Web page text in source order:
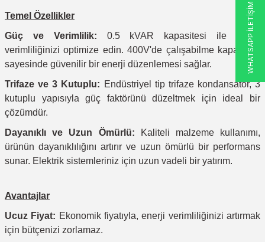
Temel Özellikler
Güç ve Verimlilik: 0.5 kVAR kapasitesi ile enerji
verimliliğinizi optimize edin. 400V'de çalışabilme kapasitesi
sayesinde güvenilir bir enerji düzenlemesi sağlar.
Trifaze ve 3 Kutuplu: Endüstriyel tip trifaze kondansatör, 3
kutuplu yapısıyla güç faktörünü düzeltmek için ideal bir
çözümdür.
Dayanıklı ve Uzun Ömürlü: Kaliteli malzeme kullanımı,
ürünün dayanıklılığını artırır ve uzun ömürlü bir performans
sunar. Elektrik sistemleriniz için uzun vadeli bir yatırım.
Avantajlar
Ucuz Fiyat: Ekonomik fiyatıyla, enerji verimliliğinizi artırmak
için bütçenizi zorlamaz.
WHATSAPP İLETİŞİM